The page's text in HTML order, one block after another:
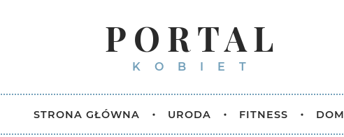
PORTAL
KOBIET
STRONA GŁÓWNA URODA FITNESS DOM